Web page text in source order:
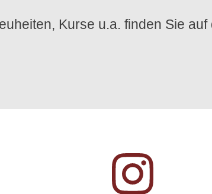
Kurse u.a. finden Sie auf